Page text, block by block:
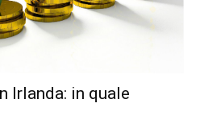
Irlanda: in quale